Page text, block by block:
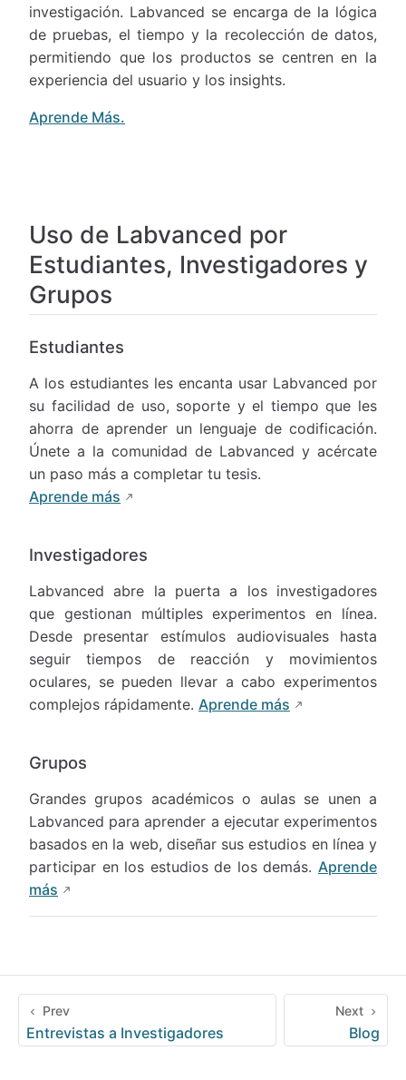
investigación. Labvanced se encarga de la lógica
de pruebas, el tiempo y la recolección de datos,
permitiendo que los productos se centren en la
experiencia del usuario y los insights.
Aprende Más.
Uso de Labvanced por
Estudiantes, Investigadores y
Grupos
Estudiantes
A los estudiantes les encanta usar Labvanced por
su facilidad de uso, soporte y el tiempo que les
ahorra de aprender un lenguaje de codificación.
Únete a la comunidad de Labvanced y acércate
un paso más a completar tu tesis.
Aprende más
Investigadores
Labvanced abre la puerta a los investigadores
que gestionan múltiples experimentos en línea.
Desde presentar estímulos audiovisuales hasta
seguir tiempos de reacción y movimientos
oculares, se pueden llevar a cabo experimentos
complejos rápidamente. Aprende más
Grupos
Grandes grupos académicos o aulas se unen a
Labvanced para aprender a ejecutar experimentos
basados en la web, diseñar sus estudios en línea y
participar en los estudios de los demás. Aprende
más
Prev
Entrevistas a Investigadores
Next
Blog